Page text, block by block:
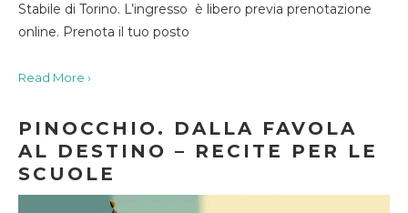
Stabile di Torino. L’ingresso è libero previa prenotazione
online. Prenota il tuo posto
Read More ›
PINOCCHIO. DALLA FAVOLA
AL DESTINO – RECITE PER LE
SCUOLE